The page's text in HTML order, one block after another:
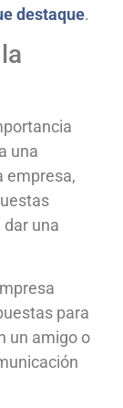
destaque.
una
empresa,
una
para
un amigo o